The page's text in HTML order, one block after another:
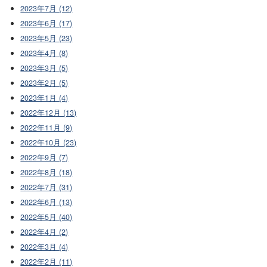
2023年7月 (12)
2023年6月 (17)
2023年5月 (23)
2023年4月 (8)
2023年3月 (5)
2023年2月 (5)
2023年1月 (4)
2022年12月 (13)
2022年11月 (9)
2022年10月 (23)
2022年9月 (7)
2022年8月 (18)
2022年7月 (31)
2022年6月 (13)
2022年5月 (40)
2022年4月 (2)
2022年3月 (4)
2022年2月 (11)